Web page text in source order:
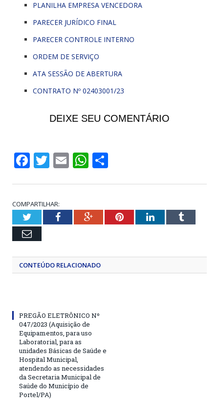
PLANILHA EMPRESA VENCEDORA
PARECER JURÍDICO FINAL
PARECER CONTROLE INTERNO
ORDEM DE SERVIÇO
ATA SESSÃO DE ABERTURA
CONTRATO Nº 02403001/23
DEIXE SEU COMENTÁRIO
Facebook
Twitter
EmailWhatsApp
COMPARTILHAR:
TwitterFacebookGoogle+PinterestLinkedInTumblr
Email
CONTEÚDO RELACIONADO
PREGÃO ELETRÔNICO Nº
047/2023 (Aquisição de
Equipamentos, para uso
Laboratorial, para as
unidades Básicas de Saúde e
Hospital Municipal,
atendendo as necessidades
da Secretaria Municipal de
Saúde do Município de
Portel/PA)